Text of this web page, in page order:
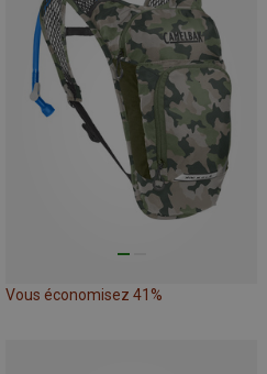
Vous économisez 41%